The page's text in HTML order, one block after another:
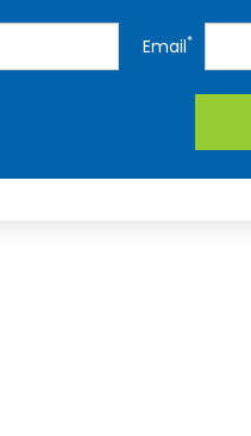
Email*